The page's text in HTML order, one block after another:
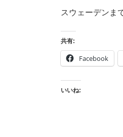
スウェーデンま
共有:
Facebook
いいね: